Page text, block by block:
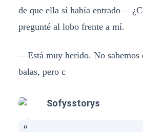
de que ella sí había entrado—
pregunté al lobo frente a mí.
—Está muy herido. No sabemos
balas, pero c
Sofysstorys